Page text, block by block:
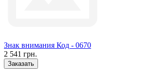
Знак внимания Код - 0670
2 541 грн.
Заказать